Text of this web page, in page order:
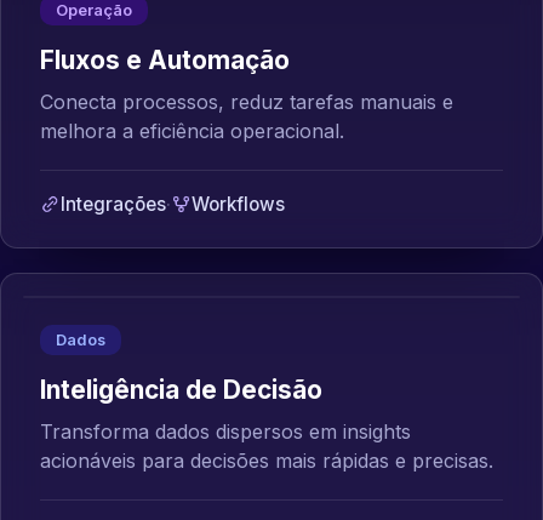
Operação
Fluxos e Automação
Conecta processos, reduz tarefas manuais e
melhora a eficiência operacional.
Integrações· Workflows
Dados
Inteligência de Decisão
Transforma dados dispersos em insights
acionáveis para decisões mais rápidas e precisas.